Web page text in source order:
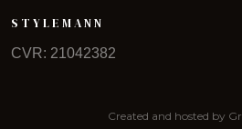
STYLEMANN
CVR: 21042382
Created and hosted by